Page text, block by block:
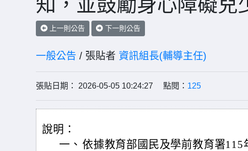
知，並鼓勵身心障礙兒
上一則公告 下一則公告
一般公告 / 張貼者 資訊組長(輔導主任)
張貼日期： 2026-05-05 10:24:27 點閱： 125
說明：
一、 依據教育部國民及學前教育署115